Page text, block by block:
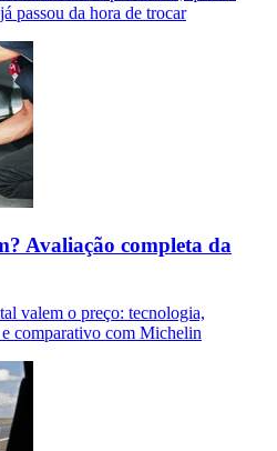
passou da hora de trocar
Avaliação completa da
valem o preço: tecnologia,
comparativo com Michelin